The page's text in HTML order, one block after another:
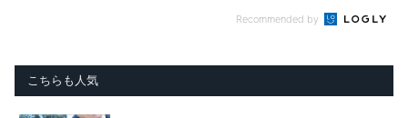
Recommended by
こちらも人気